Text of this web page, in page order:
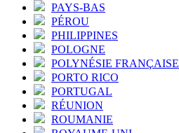
PAYS-BAS
PÉROU
PHILIPPINES
POLOGNE
POLYNÉSIE FRANÇAISE
PORTO RICO
PORTUGAL
RÉUNION
ROUMANIE